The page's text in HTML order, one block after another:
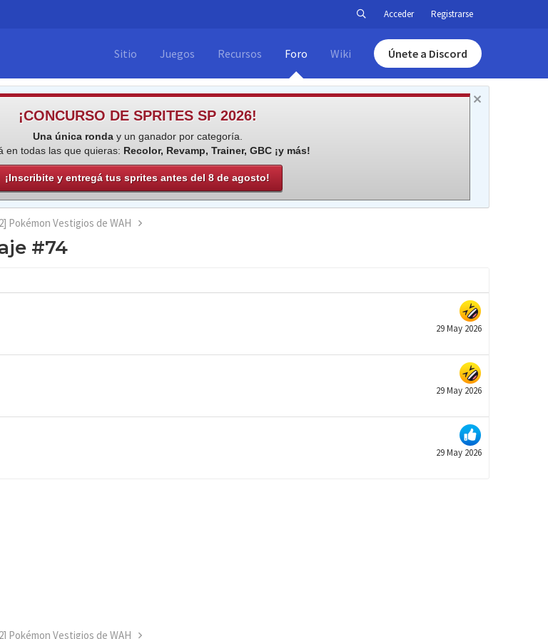
Acceder Registrarse
Sitio Juegos Recursos Foro Wiki Únete a Discord
¡CONCURSO DE SPRITES SP 2026!
Una única ronday un ganador por categoría.
en todas las que quieras: Recolor, Revamp, Trainer, GBC ¡y más!
¡Inscribite y entregá tus sprites antes del 8 de agosto!
Pokémon Vestigios de WAH
#74
29 May 2026
29 May 2026
29 May 2026
Pokémon Vestigios de WAH